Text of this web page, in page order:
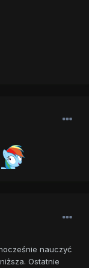
nauczyć
Ostatnie